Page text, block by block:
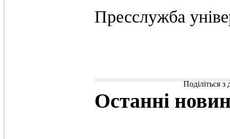
Пресслужба
Поділіться
Останні